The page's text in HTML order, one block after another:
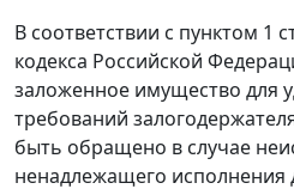
В соответствии с пунктом 1
кодекса Российской
заложенное имущество для
требований
быть обращено в случае
ненадлежащего